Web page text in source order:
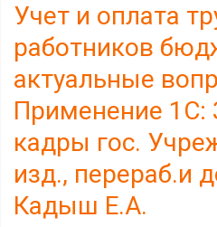
Учет и оплата
работников
актуальные
Применение 1С:
кадры гос.
изд., перераб.и
Кадыш Е.А.